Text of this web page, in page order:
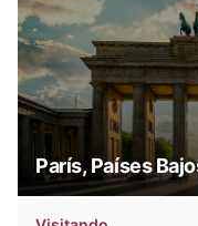
París, Países